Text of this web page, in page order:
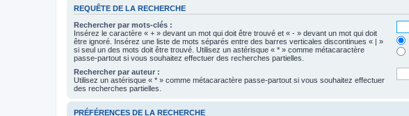
REQUÊTE DE LA RECHERCHE
Rechercher par mots-clés :
Insérez le caractère « + » devant un mot qui doit être trouvé et « - » devant un mot qui doit
être ignoré. Insérez une liste de mots séparés entre des barres verticales discontinues « | »
si seul un des mots doit être trouvé. Utilisez un astérisque « * » comme métacaractère
passe-partout si vous souhaitez effectuer des recherches partielles.
Rechercher par auteur :
Utilisez un astérisque « * » comme métacaractère passe-partout si vous souhaitez effectuer
des recherches partielles.
PRÉFÉRENCES DE LA RECHERCHE